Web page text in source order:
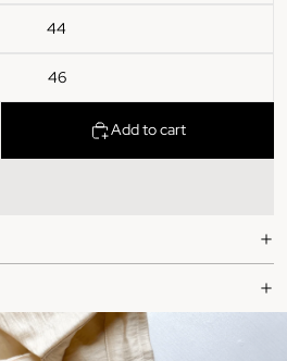
44
46
Add to cart